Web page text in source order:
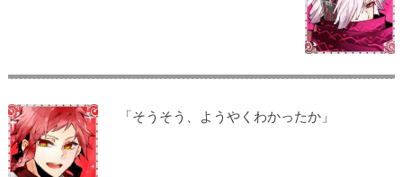
「そうそう、ようやくわかったか」